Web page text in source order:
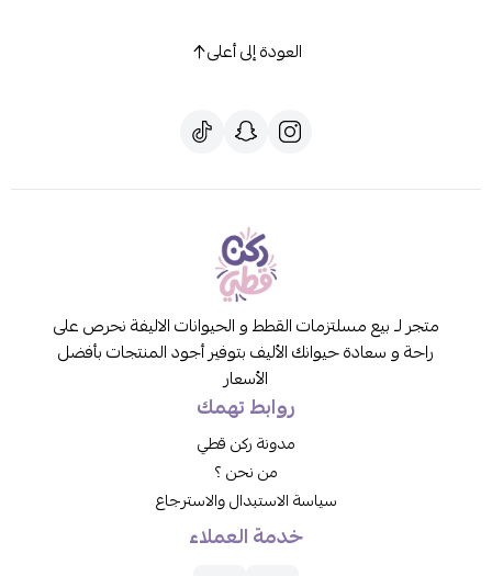
العودة إلى أعلى
متجر لـ بيع مسلتزمات القطط و الحيوانات الاليفة نحرص على
راحة و سعادة حيوانك الأليف بتوفير أجود المنتجات بأفضل
الأسعار
روابط تهمك
مدونة ركن قطي
من نحن ؟
سياسة الاستبدال والاسترجاع
خدمة العملاء